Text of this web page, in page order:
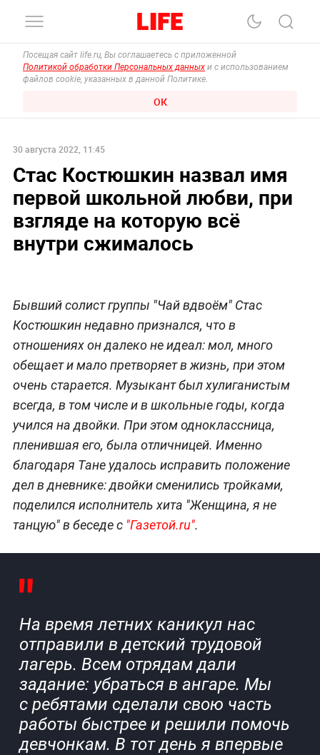
Посещая сайт life.ru, Вы соглашаетесь с приложенной
Политикой обработки Персональных данных и с использованием
файлов cookie, указанных в данной Политике.
ОК
30 августа 2022, 11:45
Стас Костюшкин назвал имя
первой школьной любви, при
взгляде на которую всё
внутри сжималось
Бывший солист группы "Чай вдвоём" Стас
Костюшкин недавно признался, что в
отношениях он далеко не идеал: мол, много
обещает и мало претворяет в жизнь, при этом
очень старается. Музыкант был хулиганистым
всегда, в том числе и в школьные годы, когда
учился на двойки. При этом одноклассница,
пленившая его, была отличницей. Именно
благодаря Тане удалось исправить положение
дел в дневнике: двойки сменились тройками,
поделился исполнитель хита "Женщина, я не
танцую" в беседе с "Газетой.ru".
На время летних каникул нас
отправили в детский трудовой
лагерь. Всем отрядам дали
задание: убраться в ангаре. Мы
с ребятами сделали свою часть
работы быстрее и решили помочь
девчонкам. В тот день я впервые